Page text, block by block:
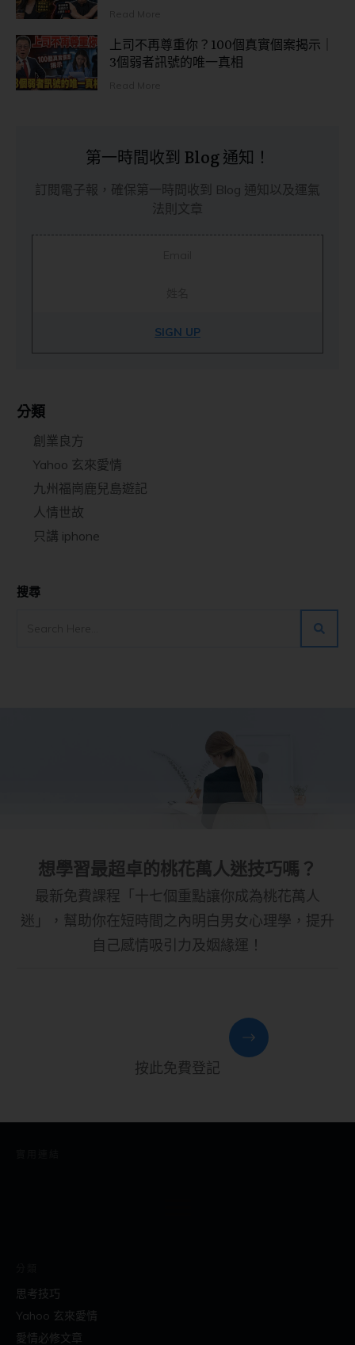
上司不再尊重你？100個真實個案揭示｜
3個弱者訊號的唯一真相
第一時間收到 Blog 通知！
訂閱電子報，確保第一時間收到 Blog 通知以及運氣
法則文章
SIGN UP
分類
創業良方
Yahoo 玄來愛情
九州福崗鹿兒島遊記
人情世故
只講 iphone
搜尋
想學習最超卓的桃花萬人迷技巧嗎？
最新免費課程「十七個重點讓你成為桃花萬人
迷」，幫助你在短時間之內明白男女心理學，提升
自己感情吸引力及姻緣運！
按此免費登記
思考技巧
Yahoo 玄來愛情
愛情必修文章